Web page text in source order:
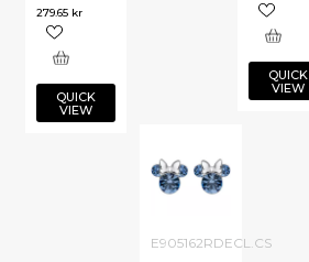
279.65 kr
QUICK
VIEW
QUICK
VIEW
E905162RDECL.CS